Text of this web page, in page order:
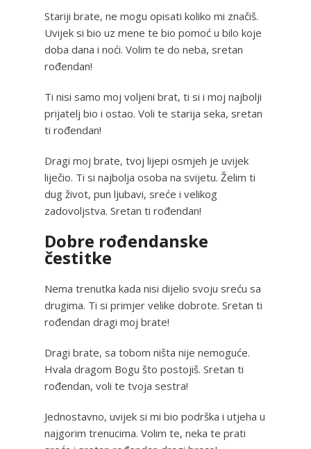
Stariji brate, ne mogu opisati koliko mi značiš.
Uvijek si bio uz mene te bio pomoć u bilo koje
doba dana i noći. Volim te do neba, sretan
rođendan!
Ti nisi samo moj voljeni brat, ti si i moj najbolji
prijatelj bio i ostao. Voli te starija seka, sretan
ti rođendan!
Dragi moj brate, tvoj lijepi osmjeh je uvijek
liječio. Ti si najbolja osoba na svijetu. Želim ti
dug život, pun ljubavi, sreće i velikog
zadovoljstva. Sretan ti rođendan!
Dobre rođendanske
čestitke
Nema trenutka kada nisi dijelio svoju sreću sa
drugima. Ti si primjer velike dobrote. Sretan ti
rođendan dragi moj brate!
Dragi brate, sa tobom ništa nije nemoguće.
Hvala dragom Bogu što postojiš. Sretan ti
rođendan, voli te tvoja sestra!
Jednostavno, uvijek si mi bio podrška i utjeha u
najgorim trenucima. Volim te, neka te prati